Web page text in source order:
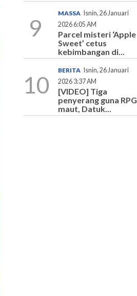
9
MASSA
Isnin, 26 Januari
2026 6:05 AM
Parcel misteri ‘Apple
Sweet’ cetus
kebimbangan di...
10
BERITA
Isnin, 26 Januari
2026 3:37 AM
[VIDEO] Tiga
penyerang guna RPG
maut, Datuk...